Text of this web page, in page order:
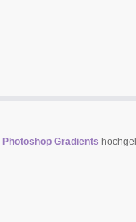
Photoshop Gradients